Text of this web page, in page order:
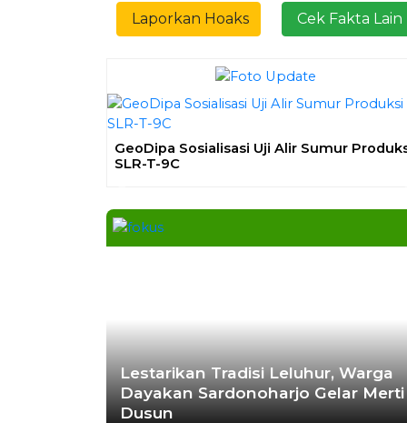
Laporkan Hoaks Cek Fakta Lain
GeoDipa Sosialisasi Uji Alir Sumur
SLR-T-9C
Lestarikan Tradisi Leluhur, Warga
Dayakan Sardonoharjo Gelar Merti
Dusun